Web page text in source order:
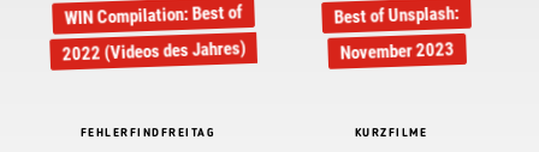
WIN Compilation: Best of
2022 (Videos des Jahres)
Best of Unsplash:
November 2023
FEHLERFINDFREITAG KURZFILME